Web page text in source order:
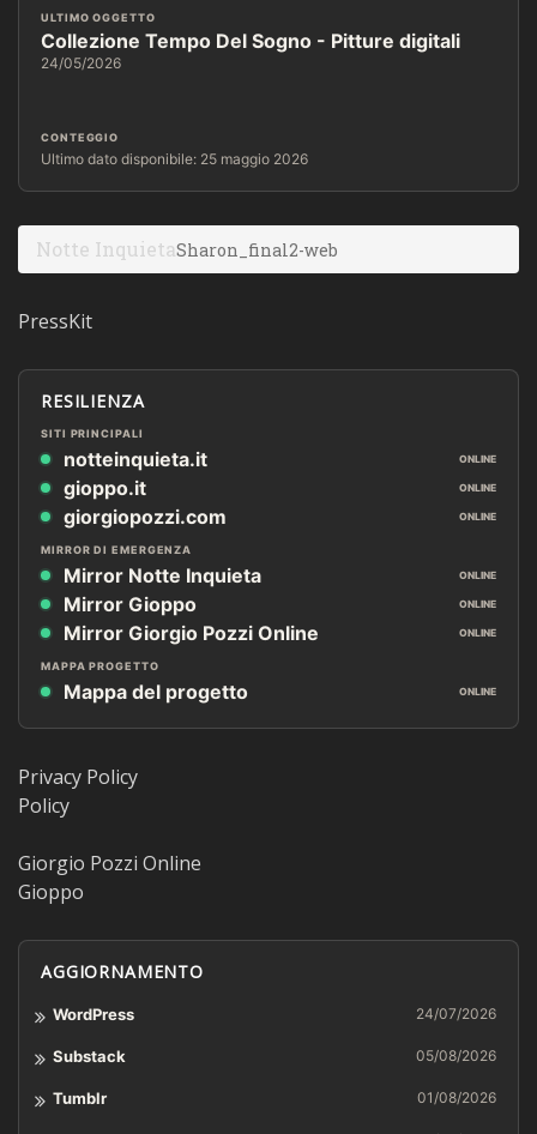
ULTIMO OGGETTO
Collezione Tempo Del Sogno - Pitture digitali
24/05/2026
CONTEGGIO
Ultimo dato disponibile: 25 maggio 2026
Notte InquietaSharon_final2-web
PressKit
RESILIENZA
SITI PRINCIPALI
notteinquieta.it ONLINE
gioppo.it ONLINE
giorgiopozzi.com ONLINE
MIRROR DI EMERGENZA
Mirror Notte Inquieta ONLINE
Mirror Gioppo ONLINE
Mirror Giorgio Pozzi Online ONLINE
MAPPA PROGETTO
Mappa del progetto ONLINE
Privacy Policy
Policy
Giorgio Pozzi Online
Gioppo
AGGIORNAMENTO
WordPress 24/07/2026
Substack 05/08/2026
Tumblr 01/08/2026